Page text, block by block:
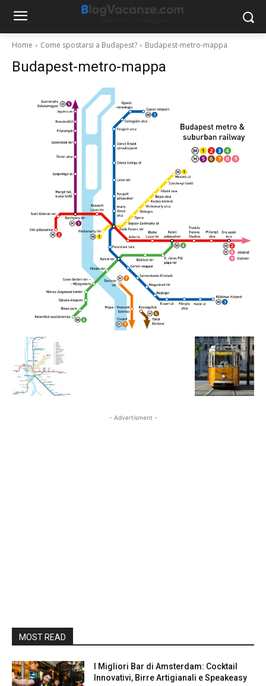
Home Come spostarsi a Budapest? Budapest-metro-mappa
Budapest-metro-mappa
- Advertisment -
MOST READ
I Migliori Bar di Amsterdam: Cocktail
Innovativi, Birre Artigianali e Speakeasy